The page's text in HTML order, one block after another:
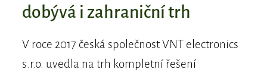
dobývá i zahraniční trh
V roce 2017 česká společnost VNT electronics
s.r.o. uvedla na trh kompletní řešení